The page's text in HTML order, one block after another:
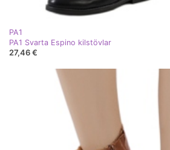
PA1
PA1 Svarta Espino kilstövlar
27,46 €